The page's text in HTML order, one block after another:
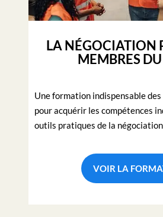
LA NÉGOCIATION
MEMBRES DU
Une formation indispensable des
pour acquérir les compétences
outils pratiques de la
VOIR LA